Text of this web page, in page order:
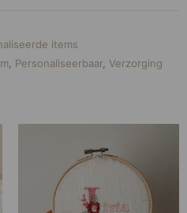
items
, Personaliseerbaar, Verzorging